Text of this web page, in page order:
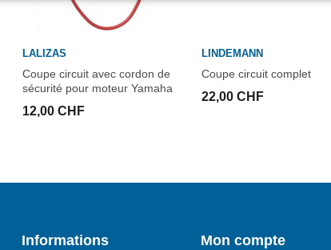
LALIZAS
Coupe circuit avec cordon de
sécurité pour moteur Yamaha
12,00 CHF
LINDEMANN
Coupe circuit complet
22,00 CHF
Informations Mon compte